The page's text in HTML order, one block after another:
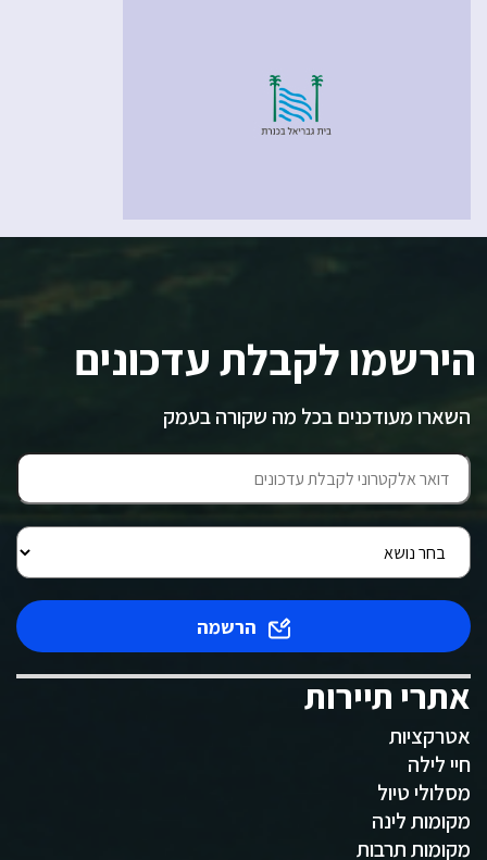
הירשמו לקבלת עדכונים
השארו מעודכנים בכל מה שקורה בעמק
הרשמה
אתרי תיירות
אטרקציות
חיי לילה
מסלולי טיול
מקומות לינה
מקומות תרבות